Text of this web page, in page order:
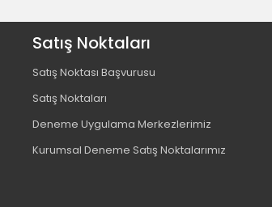
Satış Noktaları
Satış Noktası Başvurusu
Satış Noktaları
Deneme Uygulama Merkezlerimiz
Kurumsal Deneme Satış Noktalarımız